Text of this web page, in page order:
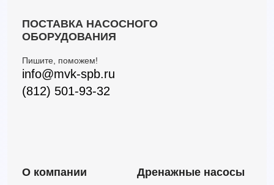
ПОСТАВКА НАСОСНОГО
ОБОРУДОВАНИЯ
Пишите, поможем!
info@mvk-spb.ru
(812) 501-93-32
О компании Дренажные насосы